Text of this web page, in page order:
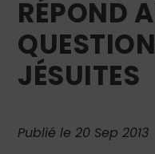
RÉPOND
JÉSUITES
Publié le 20 Sep 2013